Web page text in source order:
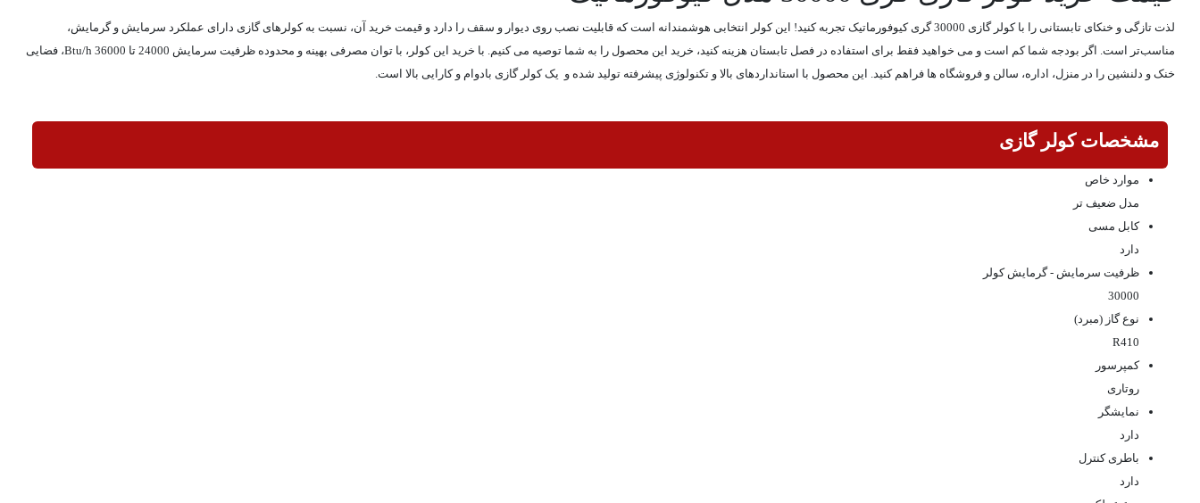
لذت تازگی و خنکای تابستانی را با کولر گازی 30000 گری کیوفورماتیک تجربه کنید! این کولر انتخابی هوشمندانه است که قابلیت نصب روی دیوار و سقف را دارد و قیمت خرید آن، نسبت به کولرهای گازی دارای عملکرد سرمایش و گرمایش،
مناسب‌تر است. اگر بودجه شما کم است و می خواهید فقط برای استفاده در فصل تابستان هزینه کنید، خرید این محصول را به شما توصیه می کنیم. با خرید این کولر، با توان مصرفی بهینه و محدوده ظرفیت سرمایش 24000 تا 36000 Btu/h، فضایی
خنک و دلنشین را در منزل، اداره، سالن و فروشگاه ها فراهم کنید. این محصول با استانداردهای بالا و تکنولوژی پیشرفته تولید شده و یک کولر گازی بادوام و کارایی بالا است.
مشخصات کولر گازی
موارد خاص
مدل ضعیف تر
کابل مسی
دارد
ظرفیت سرمایش - گرمایش کولر
30000
نوع گاز (مبرد)
R410
کمپرسور
روتاری
نمایشگر
دارد
باطری کنترل
دارد